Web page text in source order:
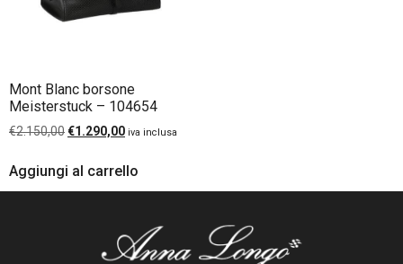
Mont Blanc borsone
Meisterstuck – 104654
€2.150,00€1.290,00 iva inclusa
Aggiungi al carrello